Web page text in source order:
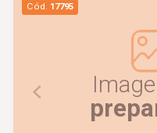
Cód. 17795